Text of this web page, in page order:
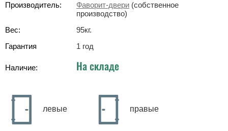
Производитель:
Фаворит-двери (собственное
производство)
Вес:
95кг.
Гарантия
1 год
Наличие: На складе
левые правые